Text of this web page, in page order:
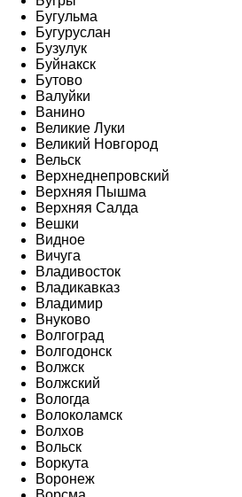
Бугульма
Бугуруслан
Бузулук
Буйнакск
Бутово
Валуйки
Ванино
Великие Луки
Великий Новгород
Вельск
Верхнеднепровский
Верхняя Пышма
Верхняя Салда
Вешки
Видное
Вичуга
Владивосток
Владикавказ
Владимир
Внуково
Волгоград
Волгодонск
Волжск
Волжский
Вологда
Волоколамск
Волхов
Вольск
Воркута
Воронеж